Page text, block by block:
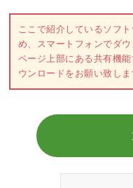
ここで紹介しているソフ
め、スマートフォンでダ
ページ上部にある共有機
ウンロードをお願い致しま